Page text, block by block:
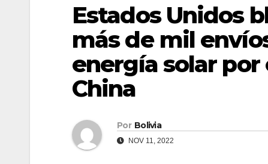
Estados Unidos
más de mil
energía solar
China
Por Bolivia
NOV 11, 2022